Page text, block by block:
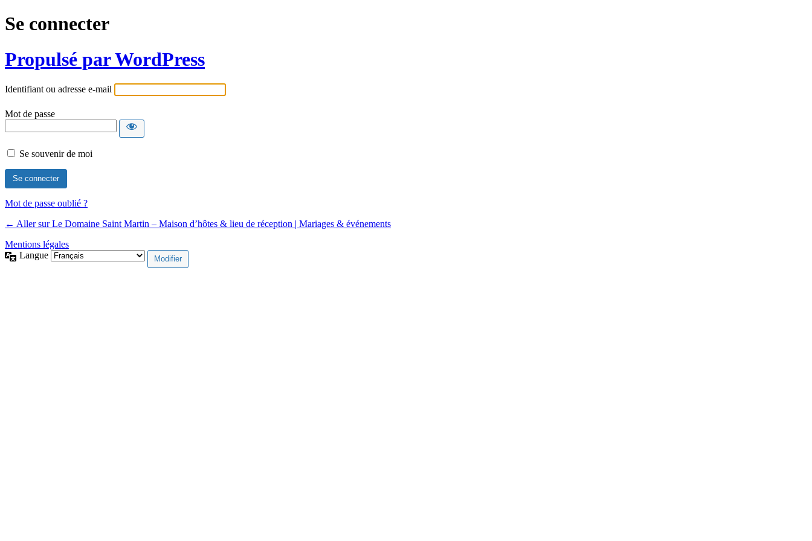
Se connecter
Propulsé par WordPress
Identifiant ou adresse e-mail
Mot de passe
Se souvenir de moi
Mot de passe oublié ?
← Aller sur Le Domaine Saint Martin – Maison d’hôtes & lieu de réception | Mariages & événements
Mentions légales
Langue